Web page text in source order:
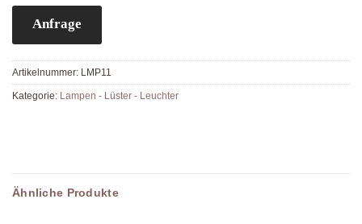
Anfrage
Artikelnummer: LMP11
Kategorie: Lampen - Lüster - Leuchter
Ähnliche Produkte